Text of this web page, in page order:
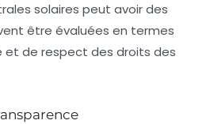
solaires peut avoir des
être évaluées en termes
et de respect des droits des